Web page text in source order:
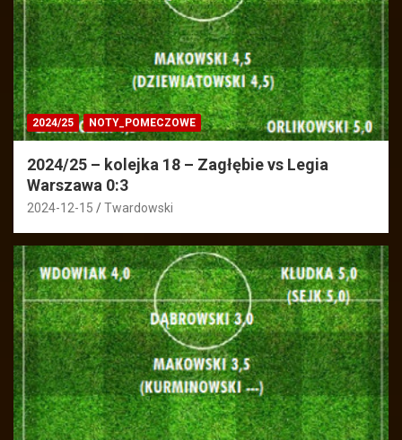
2024/25 NOTY_POMECZOWE
2024/25 – kolejka 18 – Zagłębie vs Legia
Warszawa 0:3
2024-12-15 Twardowski